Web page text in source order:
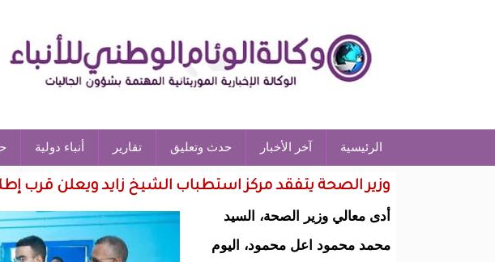
الرئيسية آخر الأخبار حدث وتعليق تقارير أنباء دولية
وزير الصحة يتفقد مركز استطباب الشيخ زايد ويعلن قرب
أدى معالي وزير الصحة، السيد
محمد محمود اعل محمود، اليوم